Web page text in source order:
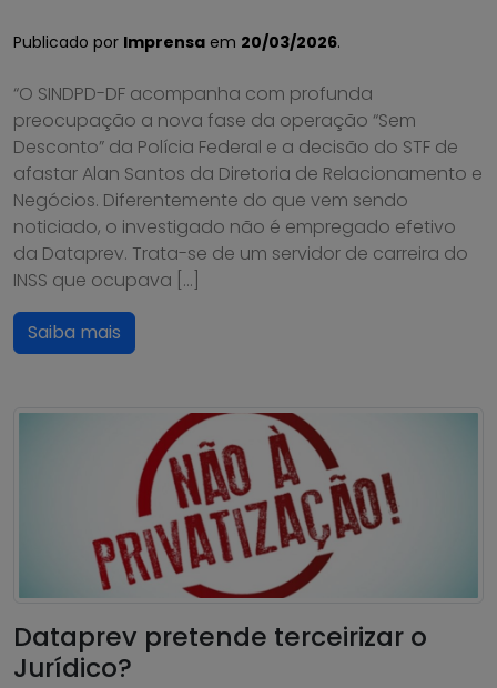
Publicado por Imprensa em 20/03/2026.
“O SINDPD-DF acompanha com profunda
preocupação a nova fase da operação “Sem
Desconto” da Polícia Federal e a decisão do STF de
afastar Alan Santos da Diretoria de Relacionamento e
Negócios. Diferentemente do que vem sendo
noticiado, o investigado não é empregado efetivo
da Dataprev. Trata-se de um servidor de carreira do
INSS que ocupava […]
Saiba mais
Dataprev pretende terceirizar o
Jurídico?